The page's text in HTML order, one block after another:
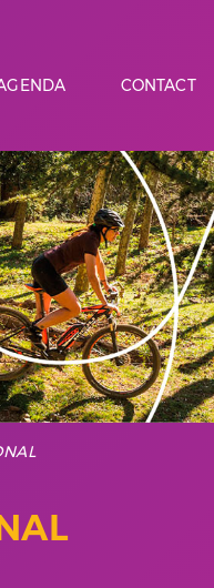
CONTACT